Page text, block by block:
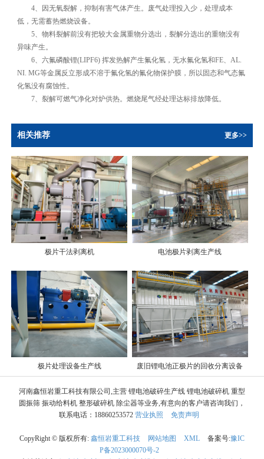
4、因无氧裂解，抑制有害气体产生。废气处理投入少，处理成本
低，无需蓄热燃烧设备。
5、物料裂解前没有把较大金属重物分选出，裂解分选出的重物没有
异味产生。
6、六氟磷酸锂(LIPF6) 挥发热解产生氟化氢，无水氟化氢和FE、AL.
NI. MG等金属反立形成不溶于氟化氢的氟化物保护膜，所以固态和气态氟
化氢没有腐蚀性。
7、裂解可燃气净化对炉供热。燃烧尾气经处理达标排放降低。
相关推荐 更多>>
极片干法剥离机 电池极片剥离生产线
极片处理设备生产线 废旧锂电池正极片的回收分离设备
河南鑫恒岩重工科技有限公司,主营 锂电池破碎生产线 锂电池破碎机 重型
圆振筛 振动给料机 整形破碎机 除尘器等业务,有意向的客户请咨询我们，
联系电话：18860253572 营业执照 免责声明
CopyRight © 版权所有: 鑫恒岩重工科技 网站地图 XML 备案号:豫IC
P备2023000070号-2